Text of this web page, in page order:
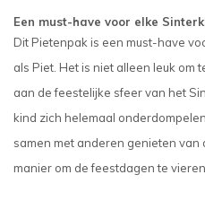
Een must-have voor elke
Dit Pietenpak is een must-have
als Piet. Het is niet alleen leuk om
aan de feestelijke sfeer van het
kind zich helemaal
samen met anderen genieten
manier om de feestdagen te